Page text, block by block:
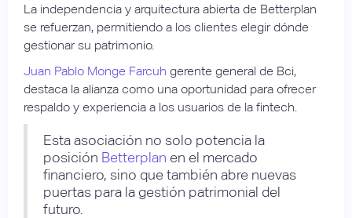
La independencia y arquitectura abierta de Betterplan
se refuerzan, permitiendo a los clientes elegir dónde
gestionar su patrimonio.
Juan Pablo Monge Farcuh gerente general de Bci,
destaca la alianza como una oportunidad para ofrecer
respaldo y experiencia a los usuarios de la fintech.
Esta asociación no solo potencia la
posición Betterplan en el mercado
financiero, sino que también abre nuevas
puertas para la gestión patrimonial del
futuro.